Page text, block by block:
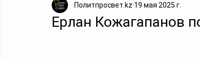
Политпросвет.kz Свидетель.kz детский
Ерлан Кожагапанов
Политпросвет.kz 19 мая 2025 г.